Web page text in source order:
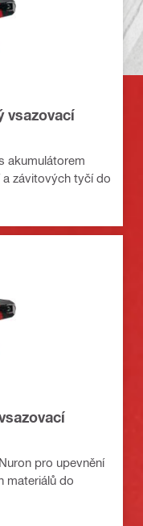
vsazovací
akumulátorem
závitových tyčí do
pro upevnění
materiálů do